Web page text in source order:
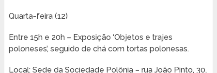
Quarta-feira (12)
Entre 15h e 20h – Exposição ‘Objetos e trajes
poloneses’, seguido de chá com tortas polonesas.
Local: Sede da Sociedade Polônia – rua João Pinto, 30,